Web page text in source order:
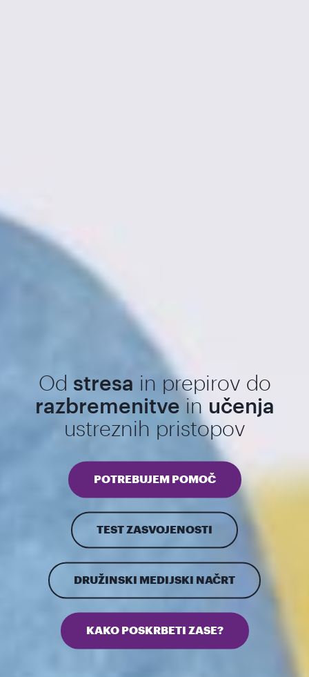
Od stresa in prepirov do
razbremenitve in učenja
ustreznih pristopov
POTREBUJEM POMOČ
TEST ZASVOJENOSTI
DRUŽINSKI MEDIJSKI NAČRT
KAKO POSKRBETI ZASE?